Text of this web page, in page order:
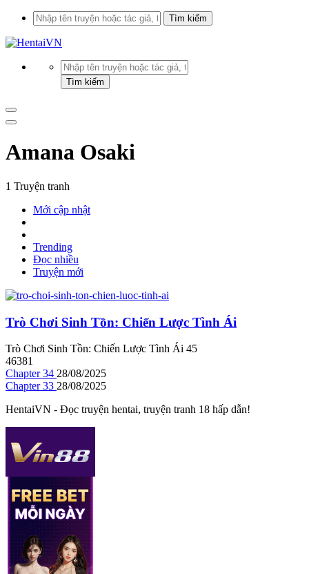
Amana Osaki
1 Truyện tranh
Mới cập nhật
Trending
Đọc nhiều
Truyện mới
Trò Chơi Sinh Tồn: Chiến Lược Tình Ái
Trò Chơi Sinh Tồn: Chiến Lược Tình Ái 45
46381
Chapter 34 28/08/2025
Chapter 33 28/08/2025
HentaiVN - Đọc truyện hentai, truyện tranh 18 hấp dẫn!